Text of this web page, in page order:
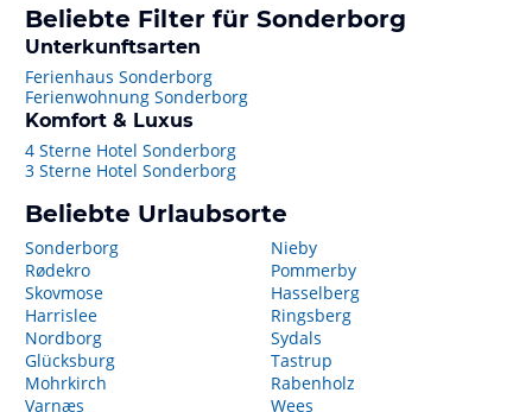
Beliebte Filter für Sonderborg
Unterkunftsarten
Ferienhaus Sonderborg
Ferienwohnung Sonderborg
Komfort & Luxus
4 Sterne Hotel Sonderborg
3 Sterne Hotel Sonderborg
Beliebte Urlaubsorte
Sonderborg
Rødekro
Skovmose
Harrislee
Nordborg
Glücksburg
Mohrkirch
Varnæs
Nieby
Pommerby
Hasselberg
Ringsberg
Sydals
Tastrup
Rabenholz
Wees